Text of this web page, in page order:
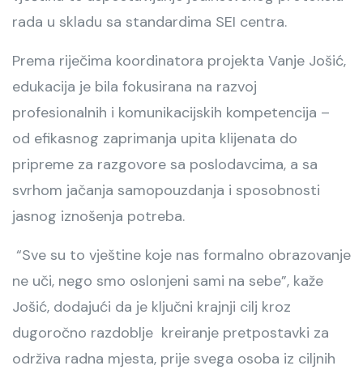
rada u skladu sa standardima SEI centra.
Prema riječima koordinatora projekta Vanje Jošić,
edukacija je bila fokusirana na razvoj
profesionalnih i komunikacijskih kompetencija –
od efikasnog zaprimanja upita klijenata do
pripreme za razgovore sa poslodavcima, a sa
svrhom jačanja samopouzdanja i sposobnosti
jasnog iznošenja potreba.
“Sve su to vještine koje nas formalno obrazovanje
ne uči, nego smo oslonjeni sami na sebe”, kaže
Jošić, dodajući da je ključni krajnji cilj kroz
dugoročno razdoblje kreiranje pretpostavki za
održiva radna mjesta, prije svega osoba iz ciljnih